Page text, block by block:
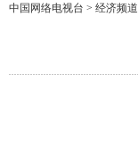
中国网络电视台 > 经济频道